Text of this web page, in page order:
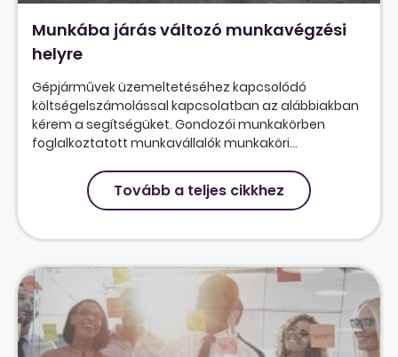
Munkába járás változó munkavégzési
helyre
Gépjárművek üzemeltetéséhez kapcsolódó
költségelszámolással kapcsolatban az alábbiakban
kérem a segítségüket. Gondozói munkakörben
foglalkoztatott munkavállalók munkaköri...
Tovább a teljes cikkhez